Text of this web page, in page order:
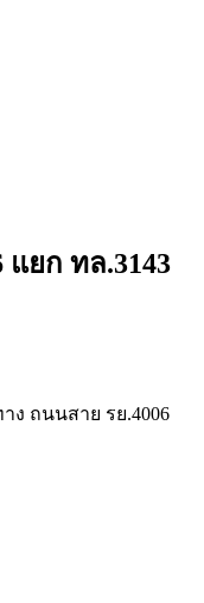
แยก ทล.3143
ง ถนนสาย รย.4006